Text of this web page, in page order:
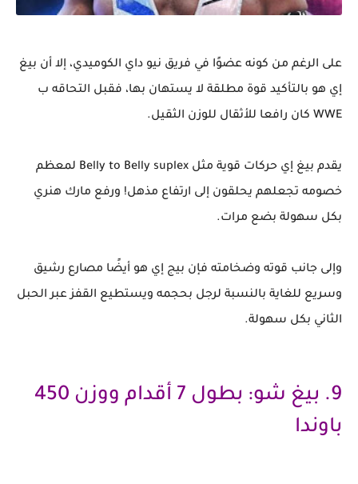
على الرغم من كونه عضوًا في فريق نيو داي الكوميدي، إلا أن بيغ
إي هو بالتأكيد قوة مطلقة لا يستهان بها، فقبل التحاقه ب
WWE كان رافعا للأثقال للوزن الثقيل.
يقدم بيغ إي حركات قوية مثل Belly to Belly suplex لمعظم
خصومه تجعلهم يحلقون إلى ارتفاع مذهل! ورفع مارك هنري
بكل سهولة بضع مرات.
وإلى جانب قوته وضخامته فإن بيج إي هو أيضًا مصارع رشيق
وسريع للغاية بالنسبة لرجل بحجمه ويستطيع القفز عبر الحبل
الثاني بكل سهولة.
9. بيغ شو: بطول 7 أقدام ووزن 450
باوندا